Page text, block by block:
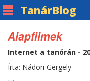
TanárBlog
Alapfilmek
Internet a tanórán -
Írta: Nádori Gergely